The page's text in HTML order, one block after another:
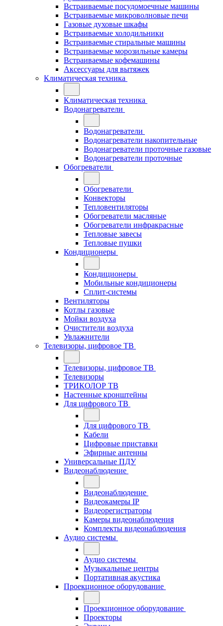
Встраиваемые посудомоечные машины
Встраиваемые микроволновые печи
Газовые духовые шкафы
Встраиваемые холодильники
Встраиваемые стиральные машины
Встраиваемые морозильные камеры
Встраиваемые кофемашины
Аксессуары для вытяжек
Климатическая техника
Климатическая техника
Водонагреватели
Водонагреватели
Водонагреватели накопительные
Водонагреватели проточные газовые
Водонагреватели проточные
Обогреватели
Обогреватели
Конвекторы
Тепловентиляторы
Обогреватели масляные
Обогреватели инфракрасные
Тепловые завесы
Тепловые пушки
Кондиционеры
Кондиционеры
Мобильные кондиционеры
Сплит-системы
Вентиляторы
Котлы газовые
Мойки воздуха
Очистители воздуха
Увлажнители
Телевизоры, цифровое ТВ
Телевизоры, цифровое ТВ
Телевизоры
ТРИКОЛОР ТВ
Настенные кронштейны
Для цифрового ТВ
Для цифрового ТВ
Кабели
Цифровые приставки
Эфирные антенны
Универсальные ПДУ
Видеонаблюдение
Видеонаблюдение
Видеокамеры IP
Видеорегистраторы
Камеры видеонаблюдения
Комплекты видеонаблюдения
Аудио системы
Аудио системы
Музыкальные центры
Портативная акустика
Проекционное оборудование
Проекционное оборудование
Проекторы